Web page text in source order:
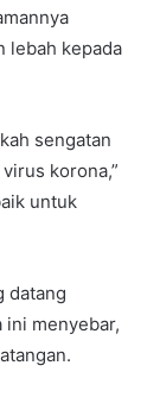
lebah kepada
sengatan
korona,”
untuk
datang
ini menyebar,